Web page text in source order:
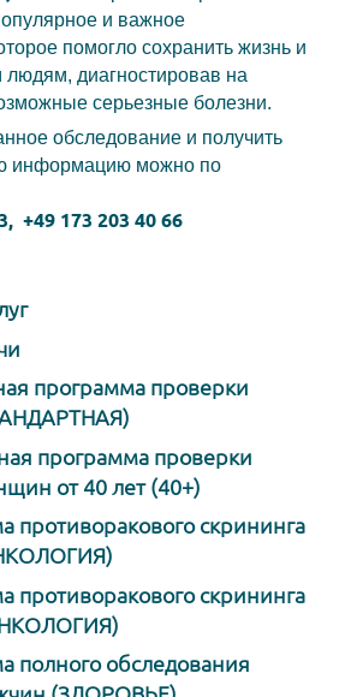
и важное
помогло сохранить жизнь и
людям, диагностировав на
серьезные болезни.
обследование и получить
информацию можно по
+49 173 203 40 66
программа проверки
программа проверки
от 40 лет (40+)
противоракового скрининга
противоракового скрининга
полного обследования